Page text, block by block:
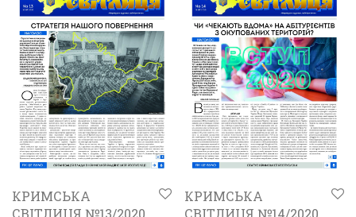
КРИМСЬКА
СВІТЛИЦЯ №13/2020
КРИМСЬКА
СВІТЛИЦЯ №14/2020